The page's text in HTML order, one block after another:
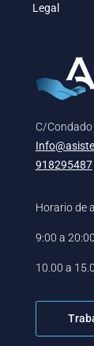
Legal
C/Condado
918295487
Horario de
9:00 a
10.00 a